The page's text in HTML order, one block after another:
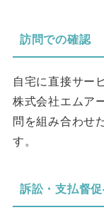
訪問での確認
自宅に直接サー
株式会社エムア
問を組み合わせ
す。
訴訟・支払督